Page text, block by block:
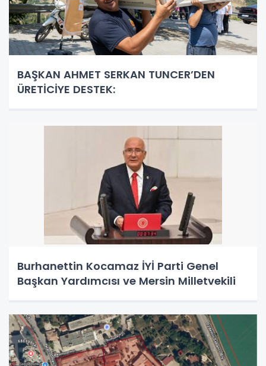
BAŞKAN AHMET SERKAN TUNCER’DEN
ÜRETİCİYE DESTEK:
Burhanettin Kocamaz İYİ Parti Genel
Başkan Yardımcısı ve Mersin Milletvekili